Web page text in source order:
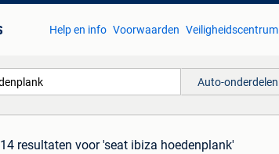
Help en info Voorwaarden Veiligheidscentrum
Auto-onderdelen
14 resultaten voor 'seat ibiza hoedenplank'